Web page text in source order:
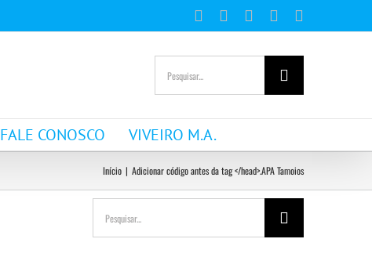
FacebookInstagramYouTubeWhatsApp
mail
Buscar
resultados
para:
FALE CONOSCO VIVEIRO M.A.
Início | Adicionar código antes da tag </head>.APA Tamoios
Buscar
resultados
para: